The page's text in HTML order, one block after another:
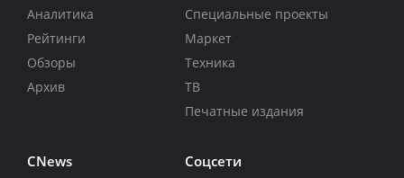
Аналитика
Рейтинги
Обзоры
Архив
Специальные проекты
Маркет
Техника
ТВ
Печатные издания
CNews Соцсети